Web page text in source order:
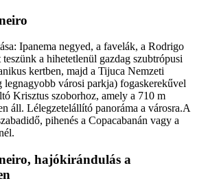
Ipanema negyed, a favelák, a Rodrigo
a hihetetlenül gazdag szubtrópusi
kertben, majd a Tijuca Nemzeti
legnagyobb városi parkja) fogaskerekűvel
Krisztus szoborhoz, amely a 710 m
áll. Lélegzetelállító panoráma a városra.A
pihenés a Copacabanán vagy a
hajókirándulás a